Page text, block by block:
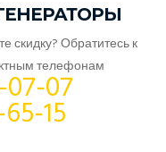
скидку? Обратитесь к
телефонам
07
15